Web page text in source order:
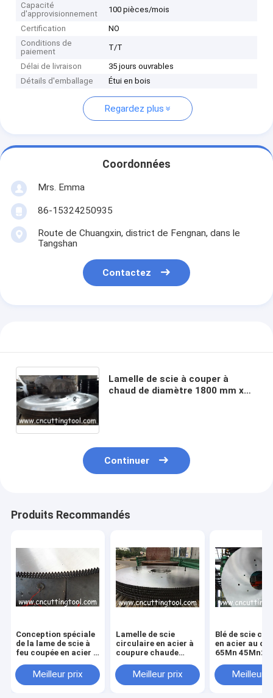
Capacité
d'approvisionnement
100 pièces/mois
Certification
NO
Conditions de
paiement
T/T
Délai de livraison
35 jours ouvrables
Détails d'emballage
Étui en bois
Regardez plus
Coordonnées
Mrs. Emma
86-15324250935
Route de Chuangxin, district de Fengnan, dans le
Tangshan
Contactez
Lamelle de scie à couper à
chaud de diamètre 1800 mm x
Continuer
Produits Recommandés
Conception spéciale
de la lame de scie à
feu coupée en acier à
double arc
Meilleur prix
Lamelle de scie
circulaire en acier à
coupure chaude
équilibrée, nivelée et
tendue
Meilleur prix
Blé de scie
en acier au
65Mn 45Mn2V
Meilleur